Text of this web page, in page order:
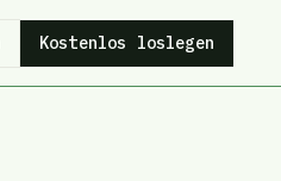
Kostenlos loslegen